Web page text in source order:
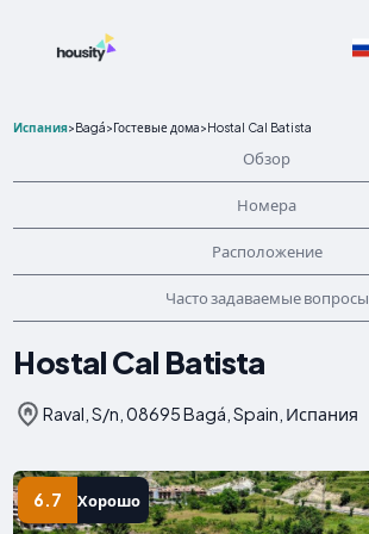
Испания>Bagá>Гостевые дома>Hostal Cal Batista
Обзор
Номера
Расположение
Часто задаваемые вопросы
Hostal Cal Batista
Raval, S/n, 08695 Bagá, Spain, Испания
6.7 Хорошо